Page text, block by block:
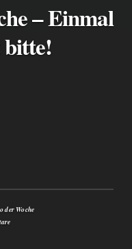
– Einmal
der Woche